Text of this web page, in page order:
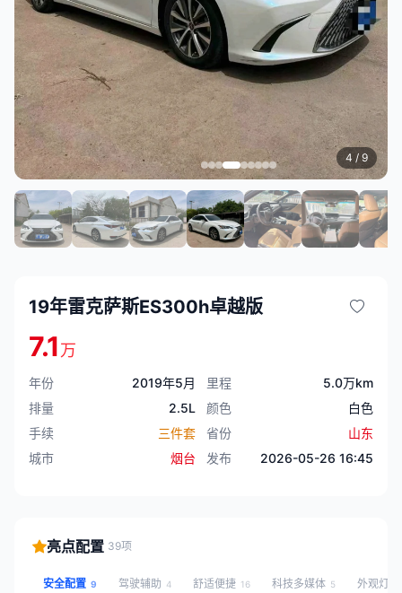
4 / 9
19年雷克萨斯ES300h卓越版
7.1万
年份 2019年5月 里程
5.0万km
排量
2.5L 颜色
白色
手续
三件套 省份
山东
城市
烟台 发布 2026-05-26 16:45
亮点配置 39项
安全配置 9 驾驶辅助 4 舒适便捷 16 科技多媒体 5 外观灯光